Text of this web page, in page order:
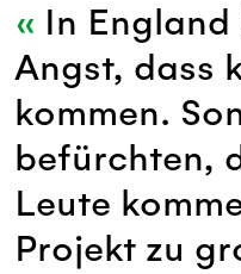
In England
Angst, dass
kommen.
befürchten,
Leute
Projekt zu